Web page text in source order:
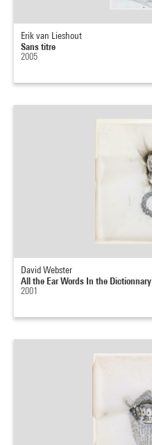
Erik van Lieshout
Sans titre
2005
David Webster
All the Ear Words In the Dictionnary
2001